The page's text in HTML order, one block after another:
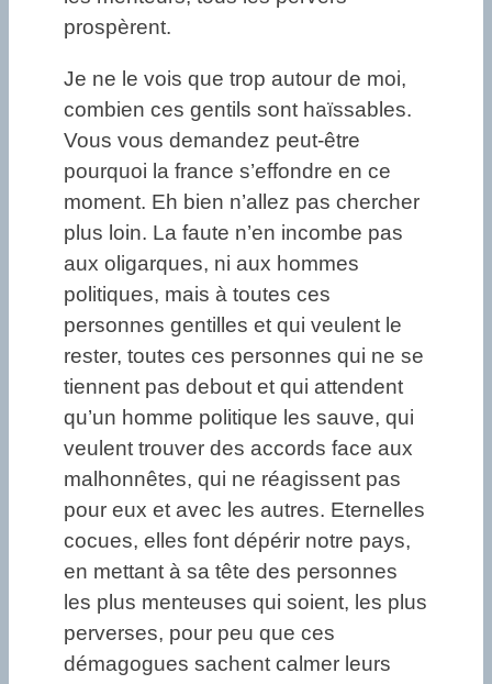
prospèrent.
Je ne le vois que trop autour de moi,
combien ces gentils sont haïssables.
Vous vous demandez peut-être
pourquoi la france s’effondre en ce
moment. Eh bien n’allez pas chercher
plus loin. La faute n’en incombe pas
aux oligarques, ni aux hommes
politiques, mais à toutes ces
personnes gentilles et qui veulent le
rester, toutes ces personnes qui ne se
tiennent pas debout et qui attendent
qu’un homme politique les sauve, qui
veulent trouver des accords face aux
malhonnêtes, qui ne réagissent pas
pour eux et avec les autres. Eternelles
cocues, elles font dépérir notre pays,
en mettant à sa tête des personnes
les plus menteuses qui soient, les plus
perverses, pour peu que ces
démagogues sachent calmer leurs